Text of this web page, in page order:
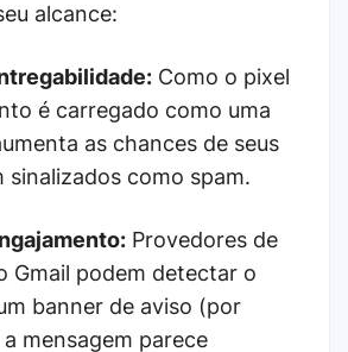
alcance:
Como o pixel
é carregado como uma
as chances de seus
sinalizados como spam.
Provedores de
Gmail podem detectar o
banner de aviso (por
mensagem parece